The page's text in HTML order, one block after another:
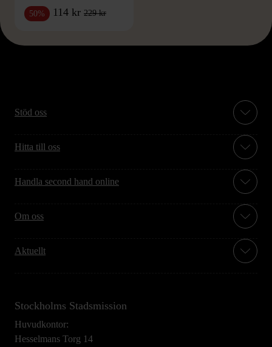
50% 114 kr 229 kr
Stöd oss
Hitta till oss
Handla second hand online
Om oss
Aktuellt
Stockholms Stadsmission
Huvudkontor:
Hesselmans Torg 14